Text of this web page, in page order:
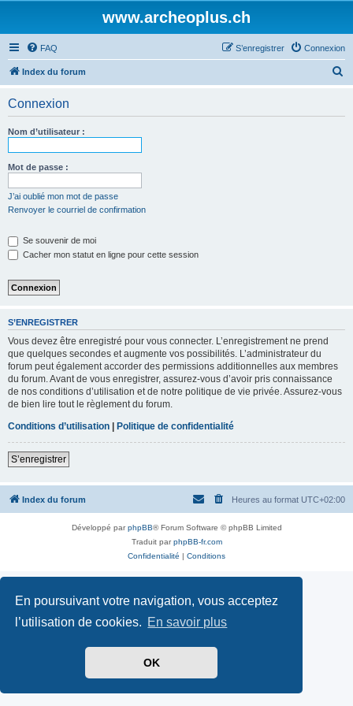
En poursuivant votre navigation, vous acceptez
l’utilisation de cookies. En savoir plus
OK
www.archeoplus.ch
FAQ Connexion
S’enregistrer
Index du forum
Connexion
Nom d’utilisateur :
Mot de passe :
J’ai oublié mon mot de passe
Renvoyer le courriel de confirmation
Se souvenir de moi
Cacher mon statut en ligne pour cette session
S’ENREGISTRER
Vous devez être enregistré pour vous connecter. L’enregistrement ne prend
que quelques secondes et augmente vos possibilités. L’administrateur du
forum peut également accorder des permissions additionnelles aux membres
du forum. Avant de vous enregistrer, assurez-vous d’avoir pris connaissance
de nos conditions d’utilisation et de notre politique de vie privée. Assurez-vous
de bien lire tout le règlement du forum.
Conditions d’utilisation | Politique de confidentialité
S’enregistrer
Index du forum Heures au format UTC+02:00
Développé parphpBB® Forum Software © phpBB Limited
Traduit parphpBB-fr.com
Confidentialité | Conditions